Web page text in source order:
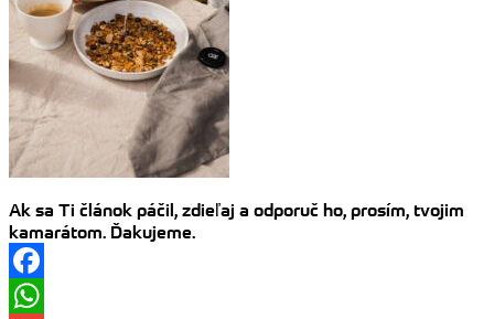
Ak sa Ti článok páčil, zdieľaj a odporuč ho, prosím, tvojim
kamarátom. Ďakujeme.
Facebook